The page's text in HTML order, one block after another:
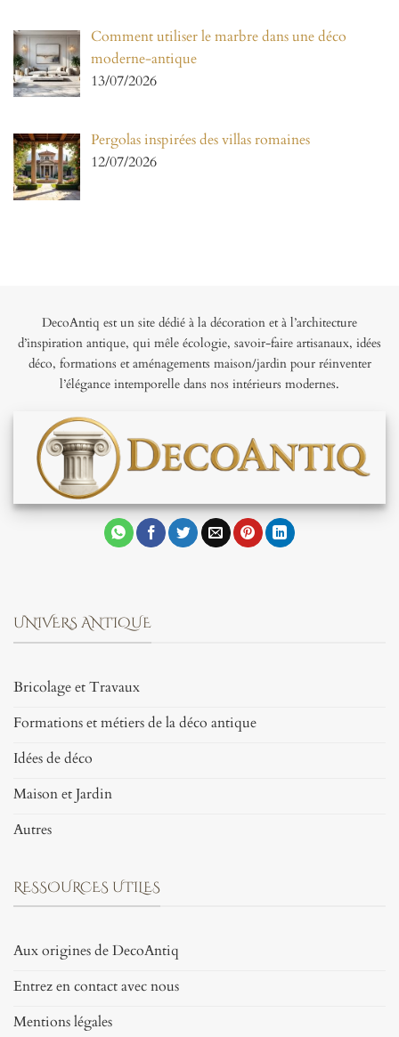
Comment utiliser le marbre dans une déco
moderne-antique
13/07/2026
Pergolas inspirées des villas romaines
12/07/2026
DecoAntiq est un site dédié à la décoration et à l’architecture
d’inspiration antique, qui mêle écologie, savoir-faire artisanaux, idées
déco, formations et aménagements maison/jardin pour réinventer
l’élégance intemporelle dans nos intérieurs modernes.
UNIVERS ANTIQUE
Bricolage et Travaux
Formations et métiers de la déco antique
Idées de déco
Maison et Jardin
Autres
RESSOURCES UTILES
Aux origines de DecoAntiq
Entrez en contact avec nous
Mentions légales